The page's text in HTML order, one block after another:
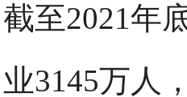
截至2021年
业3145万人